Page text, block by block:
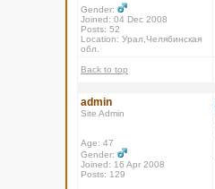
Gender:
Joined: 04 Dec 2008
Posts: 52
Location: Урал,Челябинская
обл.
Back to top
admin
Site Admin
Age: 47
Gender:
Joined: 16 Apr 2008
Posts: 129